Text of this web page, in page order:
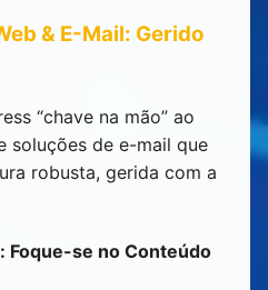
& E-Mail: Gerido
“chave na mão” ao
soluções de e-mail que
robusta, gerida com a
Foque-se no Conteúdo